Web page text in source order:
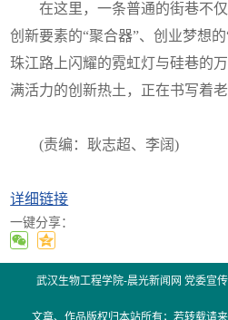
在这里，一条普通的街巷不
创新要素的“聚合器”、创业梦想的
珠江路上闪耀的霓虹灯与硅巷的
满活力的创新热土，正在书写着
(责编：耿志超、李阔)
详细链接
一键分享：
武汉生物工程学院-晨光新闻网 党委宣
01